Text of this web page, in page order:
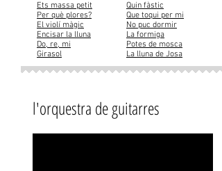
Ets massa petit
Per què plores?
El violí màgic
Encisar la lluna
Do, re, mi
Girasol
Quin fàstic
Que toqui per mi
No puc dormir
La formiga
Potes de mosca
La lluna de Josa
l'orquestra de guitarres